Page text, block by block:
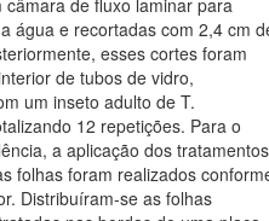
câmara de fluxo laminar para
água e recortadas com 2,4 cm
esses cortes foram
de tubos de vidro,
um inseto adulto de T.
12 repetições. Para o
a aplicação dos tratamentos
folhas foram realizados
Distribuíram-se as folhas